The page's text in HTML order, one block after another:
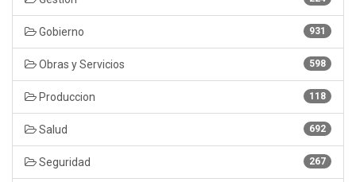
931
Gobierno
598
Obras y Servicios
118
Produccion
692
Salud
267
Seguridad